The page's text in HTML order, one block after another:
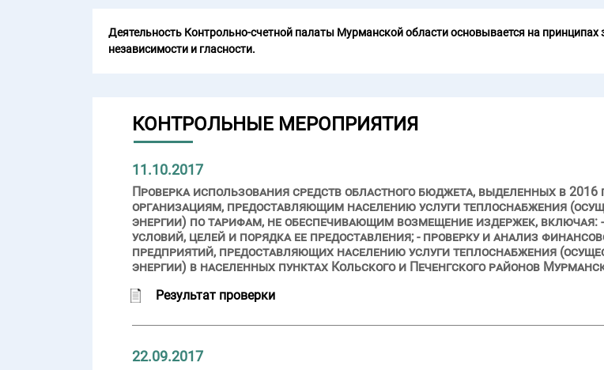
Деятельность Контрольно-счетной палаты Мурманской области основывается на принципах
независимости и гласности.
КОНТРОЛЬНЫЕ МЕРОПРИЯТИЯ
11.10.2017
Проверка использования средств областного бюджета, выделенных в
организациям, предоставляющим населению услуги теплоснабжения
энергии) по тарифам, не обеспечивающим возмещение издержек, включая:
условий, целей и порядка ее предоставления; - проверку и анализ
предприятий, предоставляющих населению услуги теплоснабжения
энергии) в населенных пунктах Кольского и Печенгского районов
Результат проверки
22.09.2017